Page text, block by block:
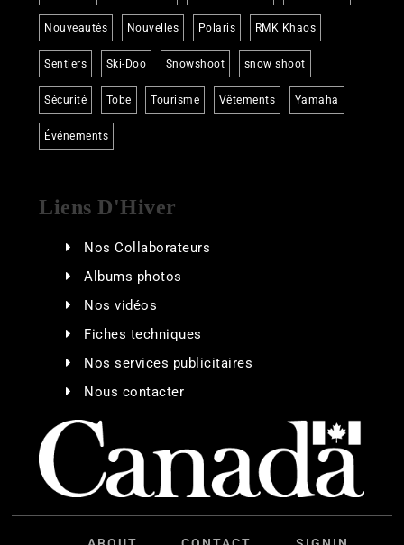
Nouveautés Nouvelles Polaris RMK Khaos
Sentiers Ski-Doo Snowshoot snow shoot
Sécurité Tobe Tourisme Vêtements Yamaha
Événements
Liens D'Hiver
Nos Collaborateurs
Albums photos
Nos vidéos
Fiches techniques
Nos services publicitaires
Nous contacter